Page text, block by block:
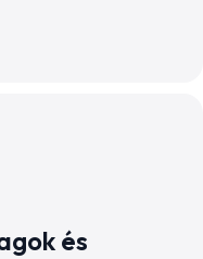
és